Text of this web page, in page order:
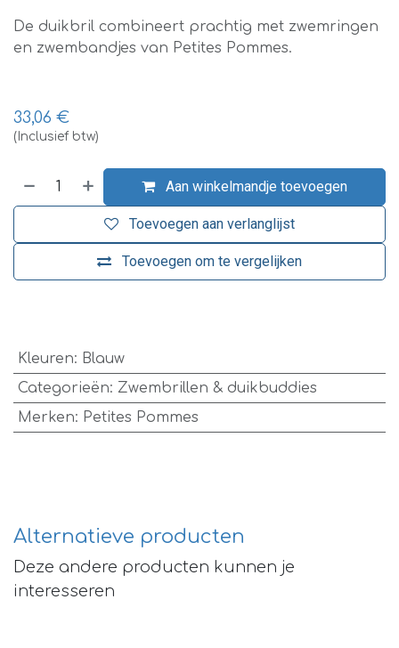
De duikbril combineert prachtig met zwemringen
en zwembandjes van Petites Pommes.
33,06 €
(Inclusief btw)
Aan winkelmandje toevoegen
Toevoegen om te vergelijken
Toevoegen aan verlanglijst
Kleuren: Blauw
Categorieën: Zwembrillen & duikbuddies
Merken: Petites Pommes
Alternatieve producten
Deze andere producten kunnen je
interesseren